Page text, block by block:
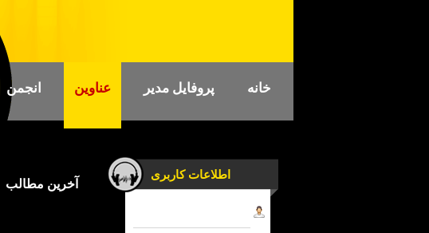
خانه پروفایل مدیر عناوین انجمن
اطلاعات کاربری
آخرین مطالب